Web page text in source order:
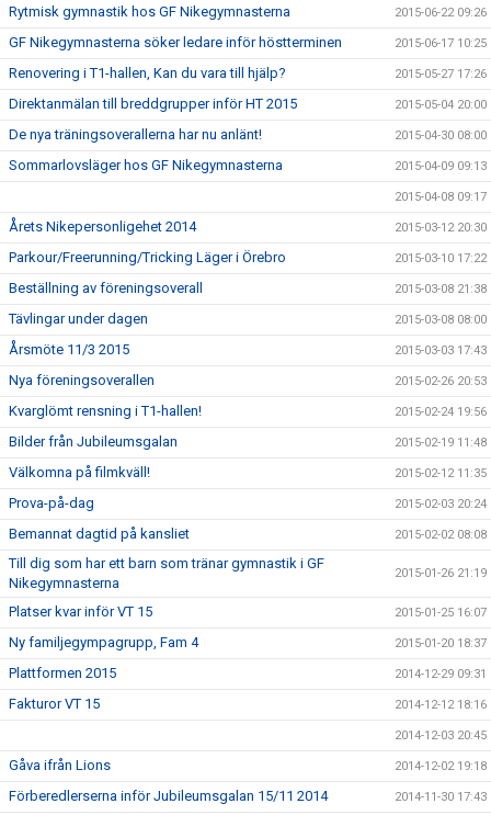
Rytmisk gymnastik hos GF Nikegymnasterna 2015-06-22 09:26
GF Nikegymnasterna söker ledare inför höstterminen 2015-06-17 10:25
Renovering i T1-hallen, Kan du vara till hjälp? 2015-05-27 17:26
Direktanmälan till breddgrupper inför HT 2015 2015-05-04 20:00
De nya träningsoverallerna har nu anlänt! 2015-04-30 08:00
Sommarlovsläger hos GF Nikegymnasterna 2015-04-09 09:13
2015-04-08 09:17
Årets Nikepersonligehet 2014 2015-03-12 20:30
Parkour/Freerunning/Tricking Läger i Örebro 2015-03-10 17:22
Beställning av föreningsoverall 2015-03-08 21:38
Tävlingar under dagen 2015-03-08 08:00
Årsmöte 11/3 2015 2015-03-03 17:43
Nya föreningsoverallen 2015-02-26 20:53
Kvarglömt rensning i T1-hallen! 2015-02-24 19:56
Bilder från Jubileumsgalan 2015-02-19 11:48
Välkomna på filmkväll! 2015-02-12 11:35
Prova-på-dag 2015-02-03 20:24
Bemannat dagtid på kansliet 2015-02-02 08:08
Till dig som har ett barn som tränar gymnastik i GF
Nikegymnasterna
2015-01-26 21:19
Platser kvar inför VT 15 2015-01-25 16:07
Ny familjegympagrupp, Fam 4 2015-01-20 18:37
Plattformen 2015 2014-12-29 09:31
Fakturor VT 15 2014-12-12 18:16
2014-12-03 20:45
Gåva ifrån Lions 2014-12-02 19:18
Förberedlerserna inför Jubileumsgalan 15/11 2014 2014-11-30 17:43